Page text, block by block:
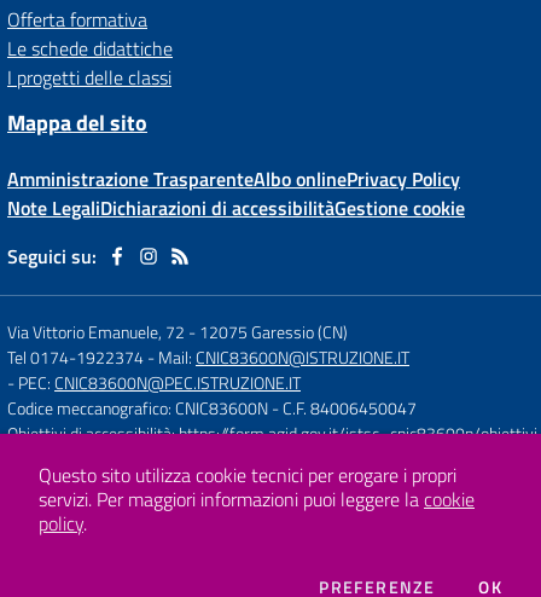
Offerta formativa
Le schede didattiche
I progetti delle classi
Mappa del sito
Amministrazione TrasparenteAlbo onlinePrivacy Policy
Note LegaliDichiarazioni di accessibilitàGestione cookie
Seguici su:
Via Vittorio Emanuele, 72 -12075 Garessio (CN)
Tel 0174-1922374- Mail:CNIC83600N@ISTRUZIONE.IT
- PEC:CNIC83600N@PEC.ISTRUZIONE.IT
Codice meccanografico: CNIC83600N- C.F. 84006450047
Obiettivi di accessibilità:https://form.agid.gov.it/istsc_cnic83600n/obiettivi
Concept & Design by
Designers Italia
Questo sito utilizza cookie tecnici per erogare i propri
servizi. Per maggiori informazioni puoi leggere lacookie
policy.
PREFERENZE DEI COOKIE
OK